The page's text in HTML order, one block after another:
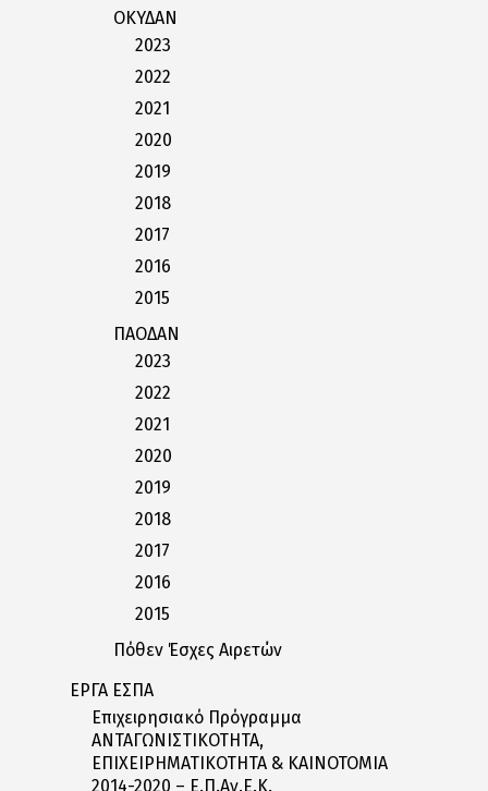
ΟΚΥΔΑΝ
2023
2022
2021
2020
2019
2018
2017
2016
2015
ΠΑΟΔΑΝ
2023
2022
2021
2020
2019
2018
2017
2016
2015
Πόθεν Έσχες Αιρετών
ΕΡΓΑ ΕΣΠΑ
Επιχειρησιακό Πρόγραμμα
ΑΝΤΑΓΩΝΙΣΤΙΚΟΤΗΤΑ,
ΕΠΙΧΕΙΡΗΜΑΤΙΚΟΤΗΤΑ & ΚΑΙΝΟΤΟΜΙΑ
2014-2020 – Ε.Π.Αν.Ε.Κ.